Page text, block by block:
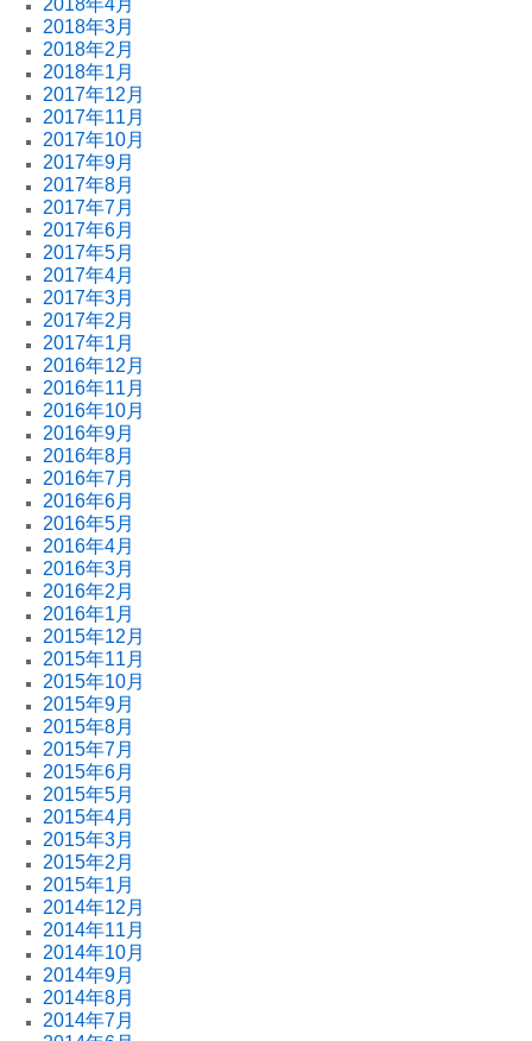
2018年3月
2018年2月
2018年1月
2017年12月
2017年11月
2017年10月
2017年9月
2017年8月
2017年7月
2017年6月
2017年5月
2017年4月
2017年3月
2017年2月
2017年1月
2016年12月
2016年11月
2016年10月
2016年9月
2016年8月
2016年7月
2016年6月
2016年5月
2016年4月
2016年3月
2016年2月
2016年1月
2015年12月
2015年11月
2015年10月
2015年9月
2015年8月
2015年7月
2015年6月
2015年5月
2015年4月
2015年3月
2015年2月
2015年1月
2014年12月
2014年11月
2014年10月
2014年9月
2014年8月
2014年7月